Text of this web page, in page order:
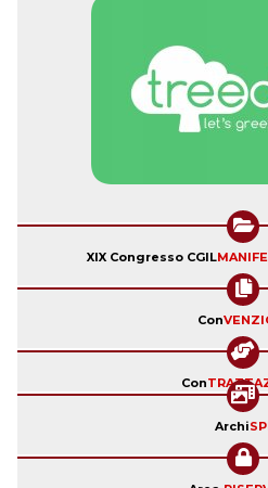
XIX Congresso CGIL
Con
Con
Archi